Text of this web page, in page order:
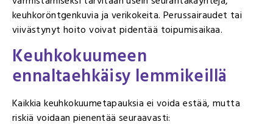
keuhkoröntgenkuvia ja verikokeita. Perussairaudet tai
viivästynyt hoito voivat pidentää toipumisaikaa.
Keuhkokuumeen
ennaltaehkäisy lemmikeillä
Kaikkia keuhkokuumetapauksia ei voida estää, mutta
riskiä voidaan pienentää seuraavasti: